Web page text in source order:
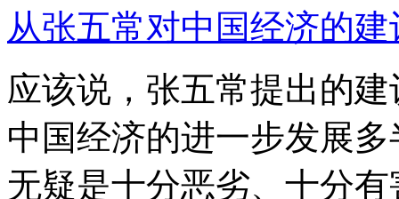
从张五常对中国经济的
应该说，张五常提出的
中国经济的进一步发展
无疑是十分恶劣、十分